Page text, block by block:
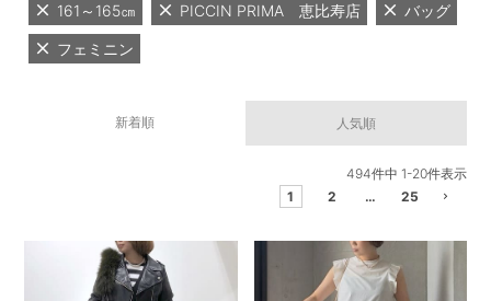
161～165㎝ PICCIN PRIMA 恵比寿店 バッグ
フェミニン
新着順 人気順
494件中 1-20件表示
1
2 … 25